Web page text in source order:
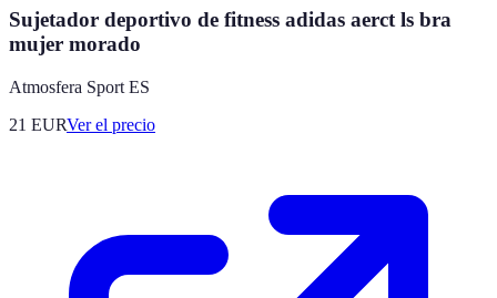
Sujetador deportivo de fitness adidas aerct ls bra
mujer morado
Atmosfera Sport ES
21 EURVer el precio